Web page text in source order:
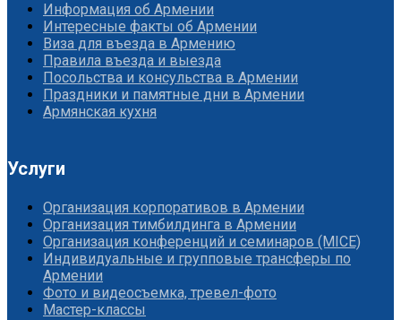
Информация об Армении
Интересные факты об Армении
Виза для въезда в Армению
Правила въезда и выезда
Посольства и консульства в Армении
Праздники и памятные дни в Армении
Армянская кухня
Услуги
Организация корпоративов в Армении
Организация тимбилдинга в Армении
Организация конференций и семинаров (MICE)
Индивидуальные и групповые трансферы по
Армении
Фото и видеосъемка, тревел-фото
Мастер-классы